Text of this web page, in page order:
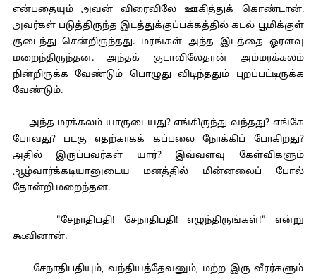
என்பதையும் அவன் விரைவிலே ஊகித்துக் கொண்டான்.
அவர்கள் படுத்திருந்த இடத்துக்குப்பக்கத்தில் கடல் பூமிக்குள்
குடைந்து சென்றிருந்தது. மரங்கள் அந்த இடத்தை ஓரளவு
மறைந்திருந்தன. அந்தக் குடாவிலேதான் அம்மரக்கலம்
நின்றிருக்க வேண்டும் பொழுது விடிந்ததும் புறப்பட்டிருக்க
வேண்டும்.
அந்த மரக்கலம் யாருடையது? எங்கிருந்து வந்தது? எங்கே
போவது? படகு எதற்காகக் கப்பலை நோக்கிப் போகிறது?
அதில் இருப்பவர்கள் யார்? இவ்வளவு கேள்விகளும்
ஆழ்வார்க்கடியானுடைய மனத்தில் மின்னலைப் போல்
தோன்றி மறைந்தன.
"சேநாதிபதி! சேநாதிபதி! எழுந்திருங்கள்!" என்று
கூவினான்.
சேநாதிபதியும், வந்தியத்தேவனும், மற்ற இரு வீரர்களும்